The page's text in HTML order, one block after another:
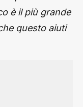
è il più grande
questo aiuti